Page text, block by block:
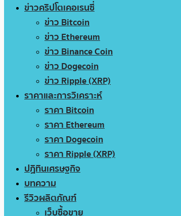
ข่าวคริปโตเคอเรนซี่
ข่าว Bitcoin
ข่าว Ethereum
ข่าว Binance Coin
ข่าว Dogecoin
ข่าว Ripple (XRP)
ราคาและการวิเคราะห์
ราคา Bitcoin
ราคา Ethereum
ราคา Dogecoin
ราคา Ripple (XRP)
ปฏิทินเศรษฐกิจ
บทความ
รีวิวผลิตภัณฑ์
เว็บซื้อขาย